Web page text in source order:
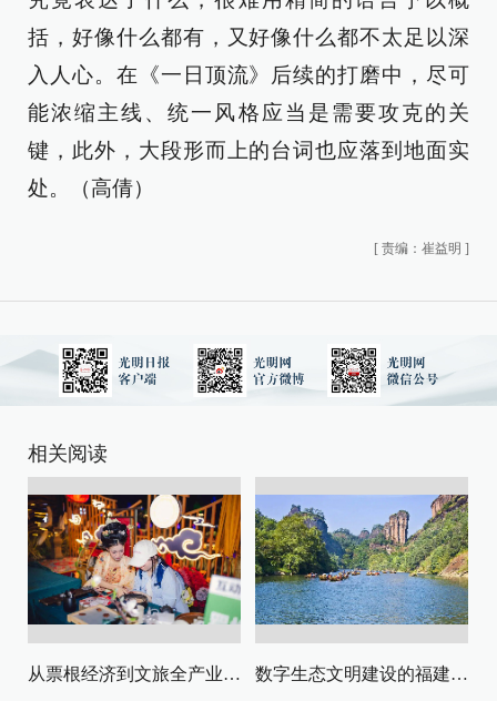
括，好像什么都有，又好像什么都不太足以深
入人心。在《一日顶流》后续的打磨中，尽可
能浓缩主线、统一风格应当是需要攻克的关
键，此外，大段形而上的台词也应落到地面实
处。（高倩）
[ 责编：崔益明 ]
相关阅读
从票根经济到文旅全产业链升级 数字生态文明建设的福建路径与启示